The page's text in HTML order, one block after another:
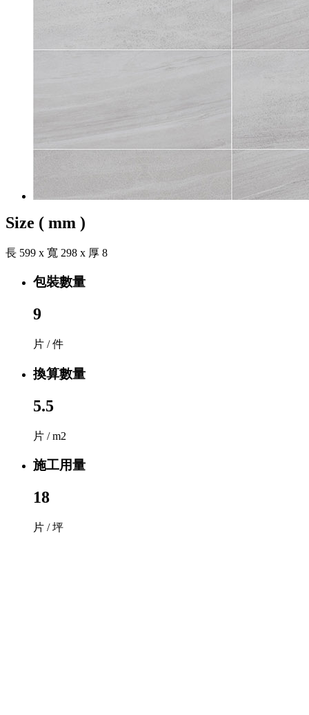
Size ( mm )
長 599 x 寬 298 x 厚 8
包裝數量
9
片 / 件
換算數量
5.5
片 / m2
施工用量
18
片 / 坪